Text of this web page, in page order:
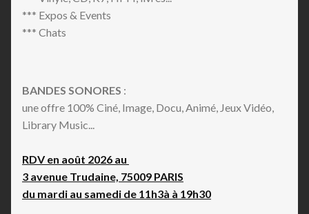
*** Expos & Events
*** Chats
BANDES SONORES :
une offre 100% Ciné, Image, Docu, Animé, Jeux Vidéo,
Library Music...
RDV en août 2026 au
3 avenue Trudaine, 75009 PARIS
du mardi au samedi de 11h3à à 19h30